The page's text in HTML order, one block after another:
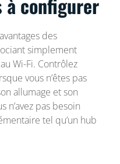
des
simplement
Wi-Fi. Contrôlez
vous n’êtes pas
allumage et son
n’avez pas besoin
tel qu’un hub